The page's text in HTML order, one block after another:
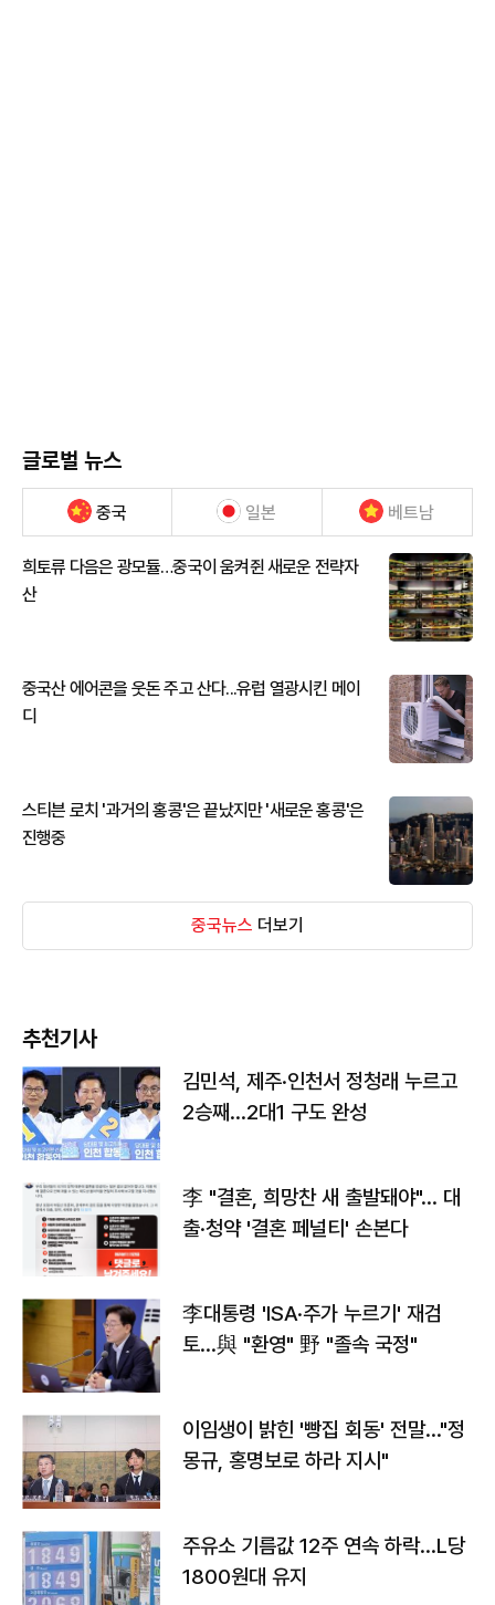
글로벌 뉴스
중국 일본 베트남
희토류 다음은 광모듈…중국이 움켜쥔 새로운 전략자
산
중국산 에어콘을 웃돈 주고 산다...유럽 열광시킨 메이
디
스티븐 로치 '과거의 홍콩'은 끝났지만 '새로운 홍콩'은
진행중
중국뉴스 더보기
추천기사
김민석, 제주·인천서 정청래 누르고
2승째…2대1 구도 완성
李 "결혼, 희망찬 새 출발돼야"… 대
출·청약 '결혼 페널티' 손본다
李대통령 'ISA·주가 누르기' 재검
토…與 "환영" 野 "졸속 국정"
이임생이 밝힌 '빵집 회동' 전말…"정
몽규, 홍명보로 하라 지시"
주유소 기름값 12주 연속 하락…L당
1800원대 유지